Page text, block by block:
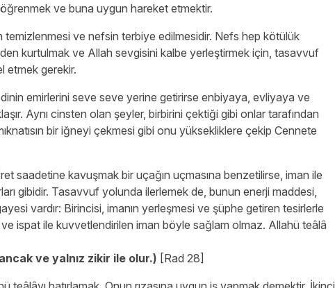
ve buna uygun hareket etmektir.
temizlenmesi ve nefsin terbiye edilmesidir. Nefs hep kötülük
kurtulmak ve Allah sevgisini kalbe yerleştirmek için, tasavvuf
etmek gerekir.
emirlerini seve seve yerine getirirse enbiyaya, evliyaya ve
Aynı cinsten olan şeyler, birbirini çektiği gibi onlar tarafından
bir iğneyi çekmesi gibi onu yüksekliklere çekip Cennete
saadetine kavuşmak bir uçağın uçmasına benzetilirse, iman ile
gibidir. Tasavvuf yolunda ilerlemek de, bunun enerji maddesi,
vardır: Birincisi, imanın yerleşmesi ve şüphe getiren tesirlerle
ve ispat ile kuvvetlendirilen iman böyle sağlam olmaz. Allahü teâlâ
ve yalnız zikir ile olur.) [Rad 28]